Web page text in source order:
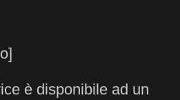
è disponibile ad un